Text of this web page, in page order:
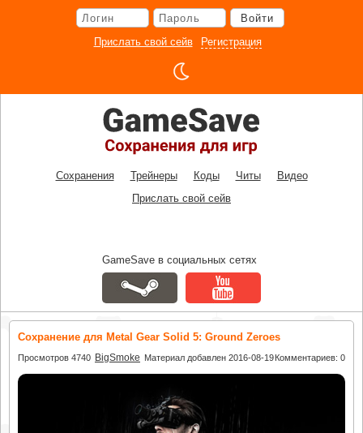
Войти
Прислать свой сейв
Регистрация
Сохранения Трейнеры Коды Читы
Видео
Прислать свой сейв
GameSave в социальных сетях
Сохранение для Metal Gear Solid 5: Ground Zeroes
Просмотров 4740 BigSmoke Материал добавлен 2016-08-19Комментариев: 0